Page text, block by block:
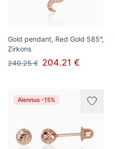
Gold pendant, Red Gold 585°,
Zirkons
240.25 € 204.21 €
Alennus -15%